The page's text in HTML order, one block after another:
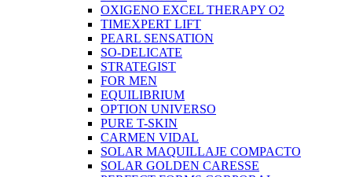
OXIGENO EXCEL THERAPY O2
TIMEXPERT LIFT
PEARL SENSATION
SO-DELICATE
STRATEGIST
FOR MEN
EQUILIBRIUM
OPTION UNIVERSO
PURE T-SKIN
CARMEN VIDAL
SOLAR MAQUILLAJE COMPACTO
SOLAR GOLDEN CARESSE